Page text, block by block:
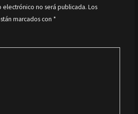
electrónico no será publicada. Los
marcados con *